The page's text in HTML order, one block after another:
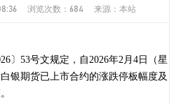
浏览次数：684 来源：本站
〕53号文规定，自2026年2月4 日（星
银期货已上市合约的涨跌停板幅度及